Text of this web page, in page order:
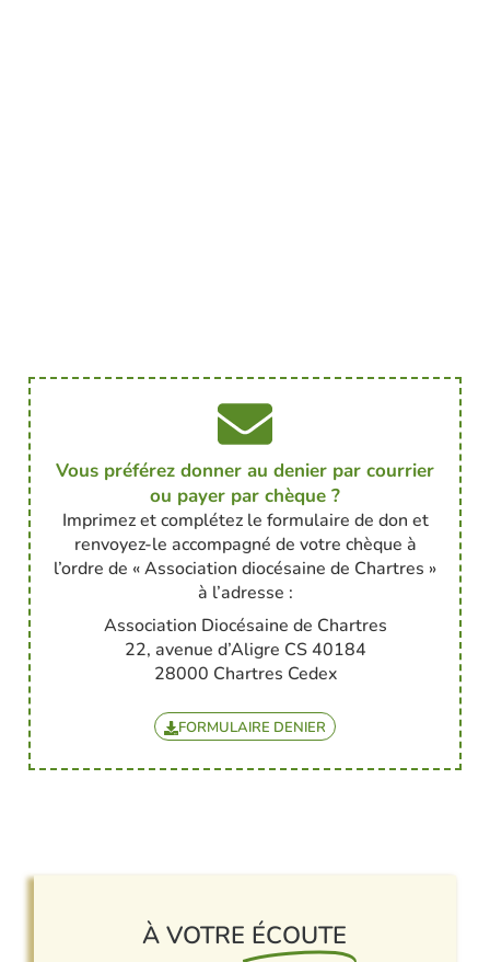
Vous préférez donner au denier par courrier
ou payer par chèque ?
Imprimez et complétez le formulaire de don et
renvoyez-le accompagné de votre chèque à
l’ordre de « Association diocésaine de Chartres »
à l’adresse :
Association Diocésaine de Chartres
22, avenue d’Aligre CS 40184
28000 Chartres Cedex
FORMULAIRE DENIER
À VOTRE ÉCOUTE